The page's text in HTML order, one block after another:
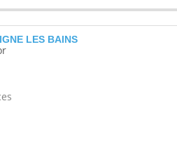
LES BAINS